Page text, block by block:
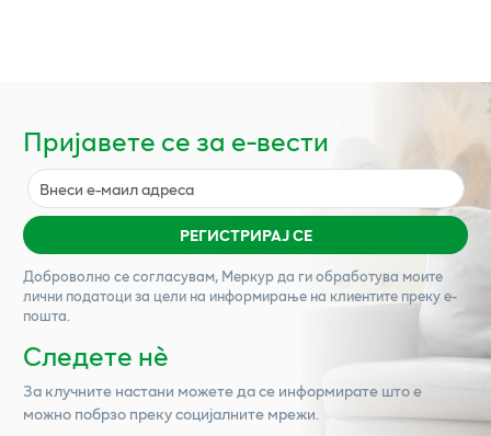
Пријавете се за е-вести
РЕГИСТРИРАЈ СЕ
Доброволно се согласувам, Меркурда ги обработува моите
лични податоци за цели на информирање на клиентите преку е-
пошта.
Следете нѐ
За клучните настани можете да се информирате што е
можно побрзо преку социјалните мрежи.